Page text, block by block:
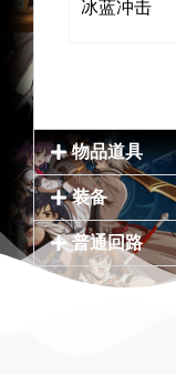
冰蓝冲击
物品道具
装备
普通回路